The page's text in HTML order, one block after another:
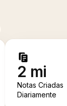
2 mi
Notas Criadas
Diariamente